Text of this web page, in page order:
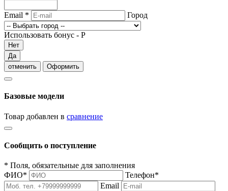
Email * Город
Использовать бонус - Р
Нет
Да
отменить
Оформить
Базовые модели
Товар добавлен в сравнение
Сообщить о поступление
* Поля, обязательные для заполнения
ФИО* Телефон*
Email